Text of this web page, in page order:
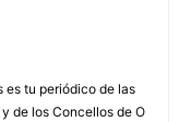
es tu periódico de las
de los Concellos de O